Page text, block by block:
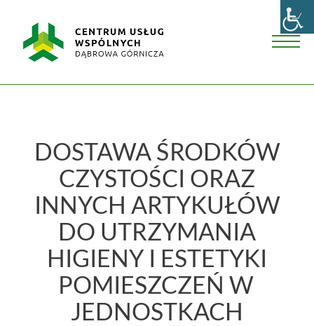
content
Centrum
Usług
Wspólnych
Górniczej
DOSTAWA ŚRODKÓW
CZYSTOŚCI ORAZ
INNYCH ARTYKUŁÓW
DO UTRZYMANIA
HIGIENY I ESTETYKI
POMIESZCZEŃ W
JEDNOSTKACH